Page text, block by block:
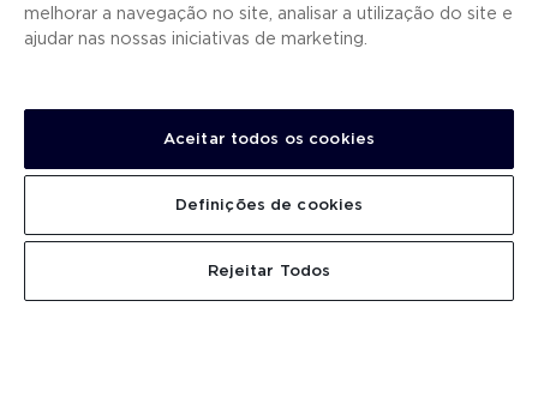
PROCURAR
MAPA DO SITE
POLÍTICA DE PRIVACIDADE
NOTA LEGAL
TRABALHA CONNOSCO
melhorar a navegação no site, analisar a utilização do site e
ajudar nas nossas iniciativas de marketing.
Aceitar todos os cookies
Rejeitar Todos
Definições de cookies